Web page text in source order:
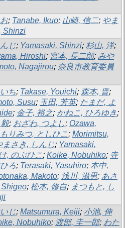
; Tanabe, Ikuo; 山崎, 信二; やま
Shinzi
じ; Yamasaki, Shinzi; 杉山, 洋;
Hiroshi; 宮本, 長二郎; みや
Nagajirou; 奈良市教育委員
ち; Takase, Youichi; 森本, 晋;
Susu; 玉田, 芳英; たまだ, よ
; 金子, 裕之; かねこ, ひろゆき;
; おざわ, つよし; Ozawa,
もりみつ, としひこ; Morimitsu,
まさき, しんじ; Yamasaki,
, のぶひこ; Koike, Nobuhiko; 寺
ろ; Terasaki, Yasuhiro; 本中,
Makoto; 浅川, 滋男; あさ
; 松本, 修自; まつもと, し
じ; Matsumura, Keiji; 小池, 伸
Nobuhiko; 渡部, 圭一郎; わた